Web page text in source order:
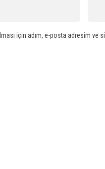
için adım, e-posta adresim ve